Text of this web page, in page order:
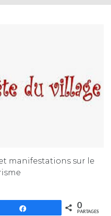
manifestations sur le
0
PARTAGES